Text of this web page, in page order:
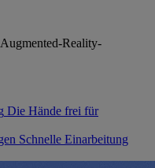
Reality-
Die Hände frei für
Schnelle Einarbeitung